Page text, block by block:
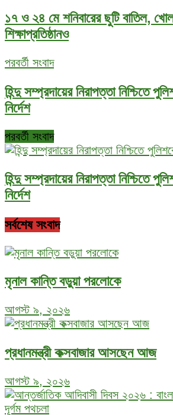
১৭ ও ২৪ মে শনিবারের ছুটি বাতিল,
শিক্ষাপ্রতিষ্ঠানও
পরবর্তী সংবাদ
হিন্দু সম্প্রদায়ের নিরাপত্তা নিশ্চিতে
নির্দেশ
পরবর্তী সংবাদ
হিন্দু সম্প্রদায়ের নিরাপত্তা নিশ্চিতে
নির্দেশ
সর্বশেষ সংবাদ
মৃনাল কান্তি বড়ুয়া পরলোকে
আগস্ট ৯, ২০২৬
প্রধানমন্ত্রী কক্সবাজার আসছেন আজ
আগস্ট ৯, ২০২৬